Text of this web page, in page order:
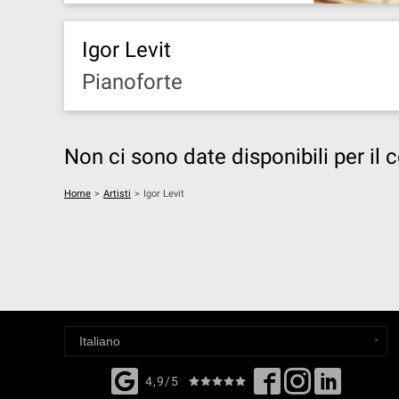
Igor Levit
Pianoforte
Non ci sono date disponibili per il
Home > Artisti > Igor Levit
4,9/5